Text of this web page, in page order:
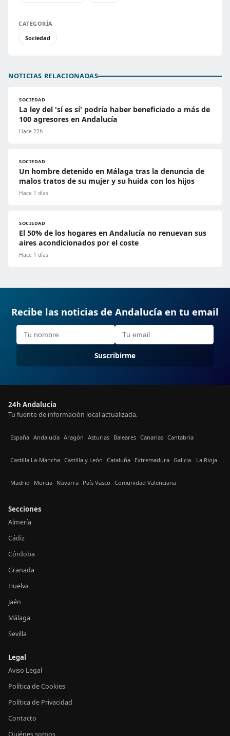
CATEGORÍA
Sociedad
NOTICIAS RELACIONADAS
SOCIEDAD
La ley del 'sí es sí' podría haber beneficiado a más de
100 agresores en Andalucía
Hace 22h
SOCIEDAD
Un hombre detenido en Málaga tras la denuncia de
malos tratos de su mujer y su huida con los hijos
Hace 1 días
SOCIEDAD
El 50% de los hogares en Andalucía no renuevan sus
aires acondicionados por el coste
Hace 1 días
Recibe las noticias de Andalucía en tu email
Suscribirme
24h Andalucía
Tu fuente de información local actualizada.
España Andalucía Aragón Asturias Baleares Canarias Cantabria
Castilla La-Mancha Castilla y León Cataluña Extremadura Galicia La Rioja
Madrid Murcia Navarra País Vasco Comunidad Valenciana
Secciones
Almería
Cádiz
Córdoba
Granada
Huelva
Jaén
Málaga
Sevilla
Legal
Aviso Legal
Política de Cookies
Política de Privacidad
Contacto